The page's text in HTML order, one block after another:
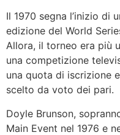
Il 1970 segna l’inizio di
edizione del World
Allora, il torneo era più
una competizione
una quota di iscrizione
scelto da voto dei pari.
Doyle Brunson,
Main Event nel 1976 e